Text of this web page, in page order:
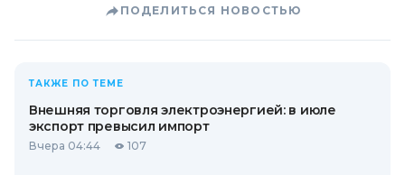
ПОДЕЛИТЬСЯ НОВОСТЬЮ
ТАКЖЕ ПО ТЕМЕ
Внешняя торговля электроэнергией: в июле
экспорт превысил импорт
Вчера 04:44 107